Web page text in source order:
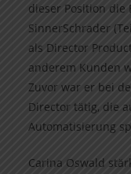
dieser Position die
SinnerSchrader
als Director
anderem Kunden
Zuvor war er bei
Director tätig, die
Automatisierung
Carina Oswald